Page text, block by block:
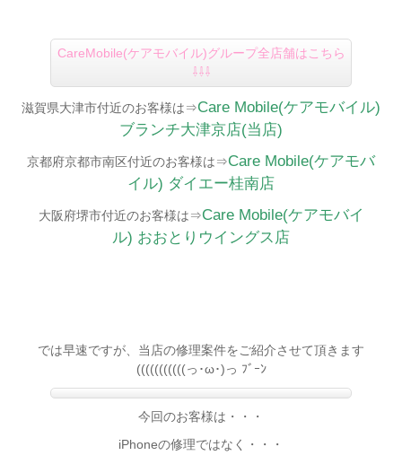
CareMobile(ケアモバイル)グループ全店舗はこちら
⇩⇩⇩
滋賀県大津市付近のお客様は⇒Care Mobile(ケアモバイル)
ブランチ大津京店(当店)
京都府京都市南区付近のお客様は⇒Care Mobile(ケアモバ
イル) ダイエー桂南店
大阪府堺市付近のお客様は⇒Care Mobile(ケアモバイ
ル) おおとりウイングス店
では早速ですが、当店の修理案件をご紹介させて頂きます
(((((((((((っ･ω･)っ ﾌﾞｰﾝ
今回のお客様は・・・
iPhoneの修理ではなく・・・